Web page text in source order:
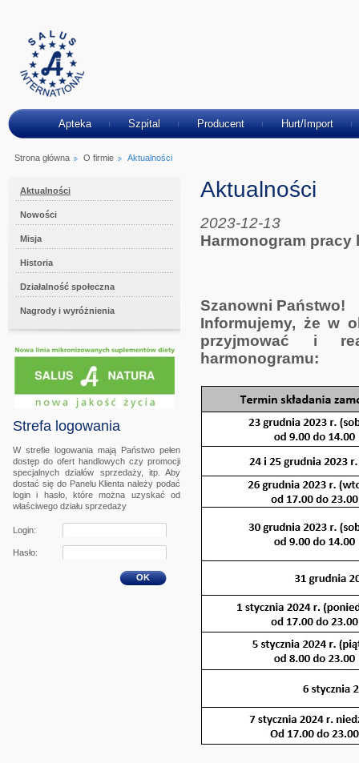
Apteka Szpital Producent Hurt/Import
Strona główna O firmie Aktualności
Aktualności
Nowości
Misja
Historia
Działalność społeczna
Nagrody i wyróżnienia
Strefa logowania
W strefie logowania mają Państwo pełen
dostęp do ofert handlowych czy promocji
specjalnych działów sprzedaży, itp. Aby
dostać się do Panelu Klienta należy podać
login i hasło, które można uzyskać od
właściwego działu sprzedaży
Login:
Hasło:
OK
Aktualności
2023-12-13
Harmonogram
Szanowni Państwo!
Informujemy, że w
przyjmować i
harmonogramu: